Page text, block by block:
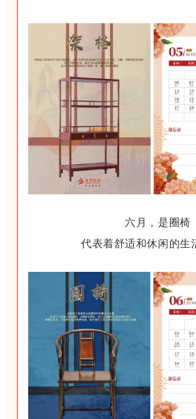
六月，是圈椅
代表着舒适和休闲的生